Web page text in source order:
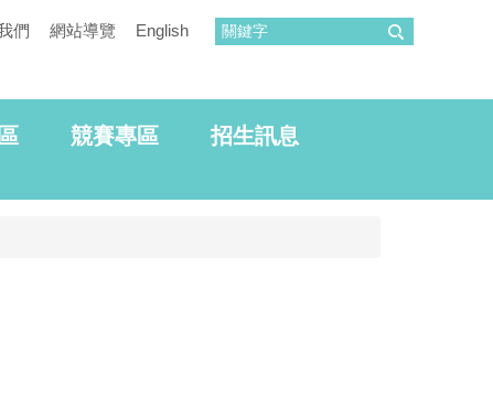
們 網站導覽 English
競賽專區
招生訊息